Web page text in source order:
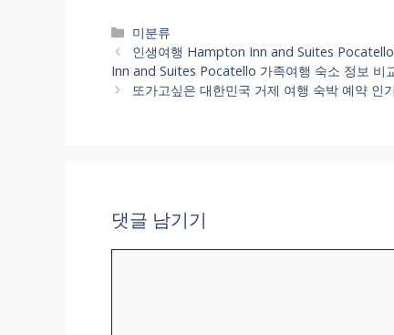
카
테
고
리
미분류
인생여행 Hampton Inn and Suites
Inn and Suites Pocatello 가족여행 숙소 정보 비
또가고싶은 대한민국 거제 여행 숙박 예약 인
댓글 남기기